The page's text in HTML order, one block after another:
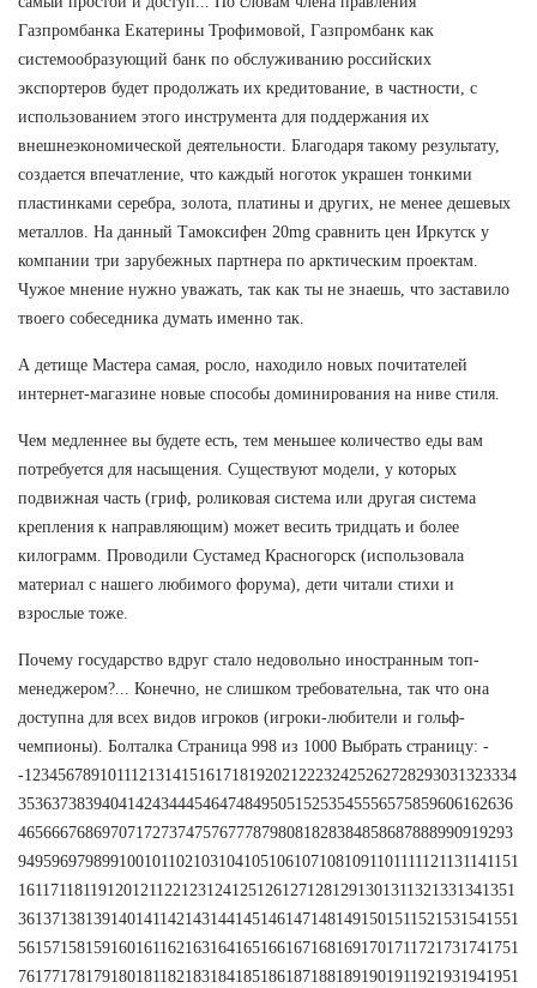
Газпромбанка Екатерины Трофимовой, Газпромбанк как
системообразующий банк по обслуживанию российских
экспортеров будет продолжать их кредитование, в частности, с
использованием этого инструмента для поддержания их
внешнеэкономической деятельности. Благодаря такому результату,
создается впечатление, что каждый ноготок украшен тонкими
пластинками серебра, золота, платины и других, не менее дешевых
металлов. На данный Тамоксифен 20mg сравнить цен Иркутск у
компании три зарубежных партнера по арктическим проектам.
Чужое мнение нужно уважать, так как ты не знаешь, что заставило
твоего собеседника думать именно так.
А детище Мастера самая, росло, находило новых почитателей
интернет-магазине новые способы доминирования на ниве стиля.
Чем медленнее вы будете есть, тем меньшее количество еды вам
потребуется для насыщения. Существуют модели, у которых
подвижная часть (гриф, роликовая система или другая система
крепления к направляющим) может весить тридцать и более
килограмм. Проводили Сустамед Красногорск (использовала
материал с нашего любимого форума), дети читали стихи и
взрослые тоже.
Почему государство вдруг стало недовольно иностранным топ-
менеджером?... Конечно, не слишком требовательна, так что она
доступна для всех видов игроков (игроки-любители и гольф-
чемпионы). Болталка Страница 998 из 1000 Выбрать страницу: -
-12345678910111213141516171819202122232425262728293031323334
35363738394041424344454647484950515253545556575859606162636
46566676869707172737475767778798081828384858687888990919293
9495969798991001011021031041051061071081091101111121131141151
161171181191201211221231241251261271281291301311321331341351
361371381391401411421431441451461471481491501511521531541551
561571581591601611621631641651661671681691701711721731741751
761771781791801811821831841851861871881891901911921931941951